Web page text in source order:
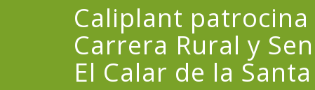
Caliplant patrocina
Carrera Rural y
El Calar de la Santa